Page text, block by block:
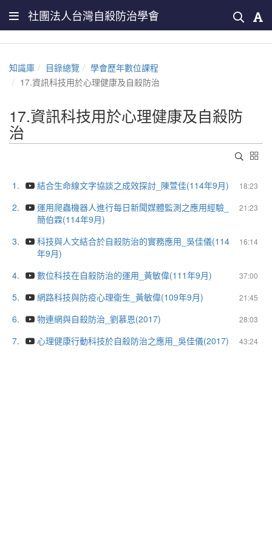
社團法人台灣自殺防治學會
知識庫 目錄總覽
學會歷年數位課程
17.資訊科技用於心理健康及自殺防治
17.資訊科技用於心理健康及自殺防
治
1. 18:23
結合生命線文字協談之成效探討_陳萱佳(114年9月)
2.
21:23
運用爬蟲機器人進行每日新聞媒體監測之應用經驗_
簡伯霖(114年9月)
3.
16:14
科技與人文結合於自殺防治的實務應用_吳佳儀(114
年9月)
4.
37:00
數位科技在自殺防治的運用_黃敏偉(111年9月)
5.
21:45
網路科技與防疫心理衛生_黃敏偉(109年9月)
6.
28:03
物連網與自殺防治_劉慕恩(2017)
7.
43:24
心理健康行動科技於自殺防治之應用_吳佳儀(2017)